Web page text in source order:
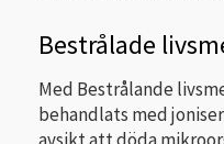
Bestrålade
Med Bestrålande
behandlats med